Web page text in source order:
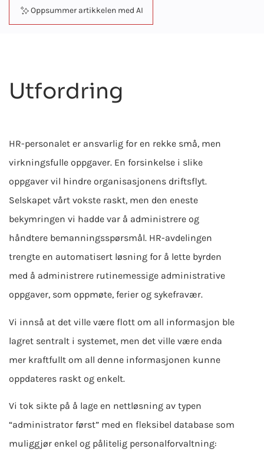
Oppsummer artikkelen med AI
Utfordring
HR-personalet er ansvarlig for en rekke små, men
virkningsfulle oppgaver. En forsinkelse i slike
oppgaver vil hindre organisasjonens driftsflyt.
Selskapet vårt vokste raskt, men den eneste
bekymringen vi hadde var å administrere og
håndtere bemanningsspørsmål. HR-avdelingen
trengte en automatisert løsning for å lette byrden
med å administrere rutinemessige administrative
oppgaver, som oppmøte, ferier og sykefravær.
Vi innså at det ville være flott om all informasjon ble
lagret sentralt i systemet, men det ville være enda
mer kraftfullt om all denne informasjonen kunne
oppdateres raskt og enkelt.
Vi tok sikte på å lage en nettløsning av typen
“administrator først” med en fleksibel database som
muliggjør enkel og pålitelig personalforvaltning: